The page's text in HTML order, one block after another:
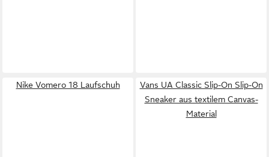
Nike Vomero 18 Laufschuh
Vans UA Classic Slip-On Slip-On
Sneaker aus textilem Canvas-
Material